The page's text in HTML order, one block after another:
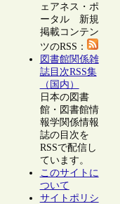
ェアネス・ポ
ータル 新規
掲載コンテン
ツのRSS：
図書館関係雑
誌目次RSS集
（国内）
日本の図書
館・図書館情
報学関係情報
誌の目次を
RSSで配信し
ています。
このサイトに
ついて
サイトポリシ